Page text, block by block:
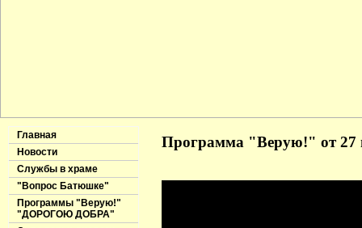
Главная
Новости
Службы в храме
"Вопрос Батюшке"
Программы "Верую!"
"ДОРОГОЮ ДОБРА"
Программа "Верую!" от 27